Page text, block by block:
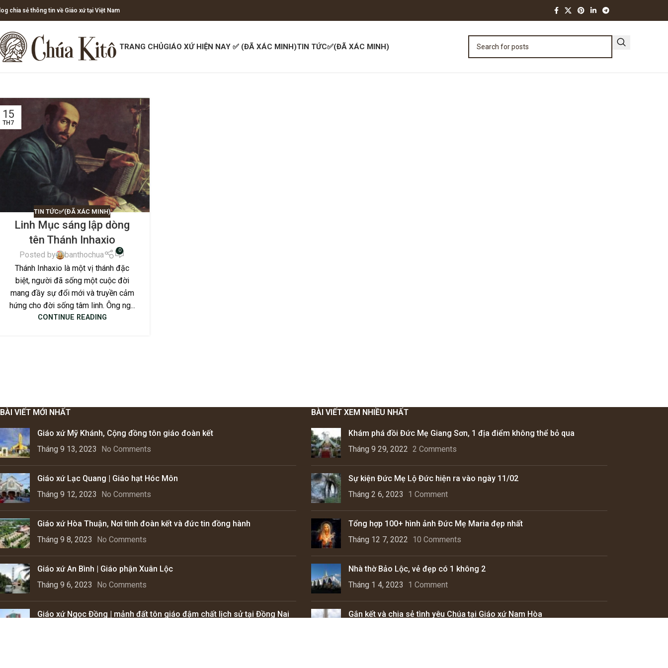
chia sẻ thông tin về Giáo xứ tại Việt Nam
TRANG CHỦGIÁO XỨ HIỆN NAY ✅ (ĐÃ XÁC MINH)TIN TỨC✅(ĐÃ XÁC MINH)
15
TH7
TIN TỨC✅(ĐÃ XÁC MINH)
Linh Mục sáng lập dòng
tên Thánh Inhaxio
Posted by banthochua 0
Thánh Inhaxio là một vị thánh đặc
biệt, người đã sống một cuộc đời
mang đầy sự đổi mới và truyền cảm
hứng cho đời sống tâm linh. Ông ng...
CONTINUE READING
BÀI VIẾT MỚI NHẤT
Giáo xứ Mỹ Khánh, Cộng đồng tôn giáo đoàn kết
Tháng 9 13, 2023
No Comments
Giáo xứ Lạc Quang | Giáo hạt Hóc Môn
Tháng 9 12, 2023
No Comments
Giáo xứ Hòa Thuận, Nơi tình đoàn kết và đức tin đồng hành
Tháng 9 8, 2023
No Comments
Giáo xứ An Bình | Giáo phận Xuân Lộc
Tháng 9 6, 2023
No Comments
Giáo xứ Ngọc Đồng | mảnh đất tôn giáo đậm chất lịch sử tại Đồng Nai
BÀI VIẾT XEM NHIỀU NHẤT
Khám phá đồi Đức Mẹ Giang Sơn, 1 địa điểm không thể bỏ qua
Tháng 9 29, 2022 2 Comments
Sự kiện Đức Mẹ Lộ Đức hiện ra vào ngày 11/02
Tháng 2 6, 2023
1 Comment
Tổng hợp 100+ hình ảnh Đức Mẹ Maria đẹp nhất
Tháng 12 7, 2022 10 Comments
Nhà thờ Bảo Lộc, vẻ đẹp có 1 không 2
Tháng 1 4, 2023
1 Comment
Gắn kết và chia sẻ tình yêu Chúa tại Giáo xứ Nam Hòa